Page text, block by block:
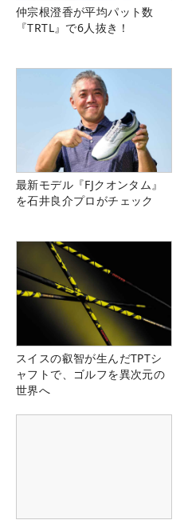
仲宗根澄香が平均パット数
『TRTL』で6人抜き！
最新モデル『FJクオンタム』
を石井良介プロがチェック
スイスの叡智が生んだTPTシ
ャフトで、ゴルフを異次元の
世界へ